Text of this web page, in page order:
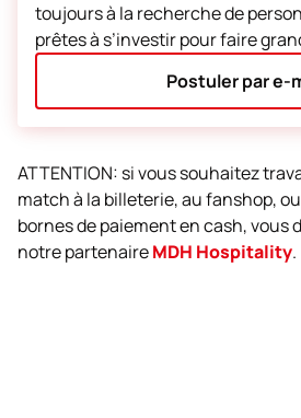
toujours à la recherche de
prêtes à s’investir pour faire
Postuler par e-
ATTENTION: si vous souhaitez
match à la billeterie, au fanshop,
bornes de paiement en cash, vous
notre partenaireMDH Hospitality.